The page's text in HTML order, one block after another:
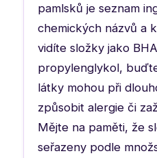
pamlsků je seznam
chemických názvů a
vidíte složky jako
propylenglykol,
látky mohou při
způsobit alergie či
Mějte na paměti, že
seřazeny podle